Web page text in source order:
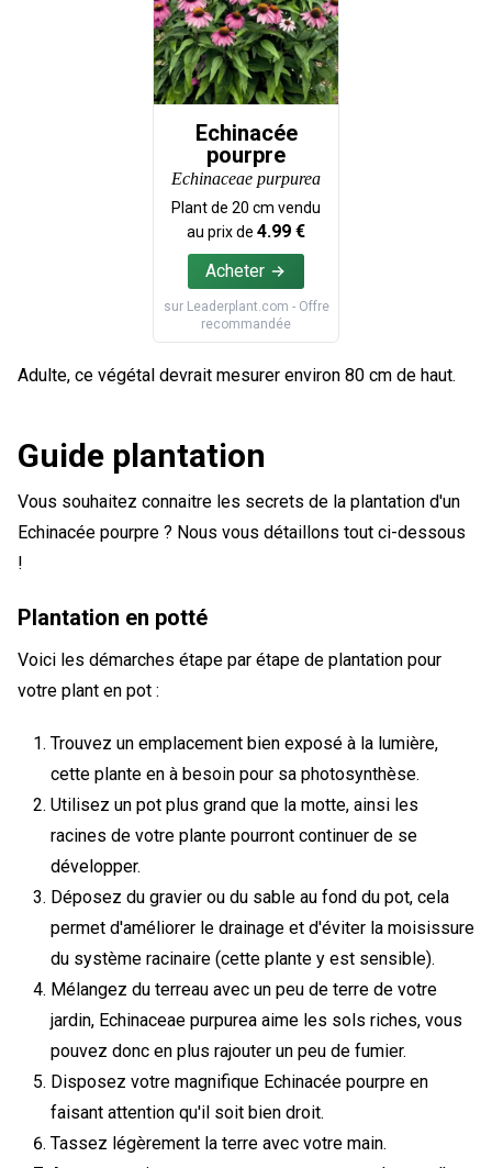
Echinacée
pourpre
Echinaceae purpurea
Plant de 20 cm vendu
au prix de 4.99 €
Acheter
sur Leaderplant.com - Offre
recommandée
Adulte, ce végétal devrait mesurer environ 80 cm de haut.
Guide plantation
Vous souhaitez connaitre les secrets de la plantation d'un
Echinacée pourpre ? Nous vous détaillons tout ci-dessous
!
Plantation en potté
Voici les démarches étape par étape de plantation pour
votre plant en pot :
Trouvez un emplacement bien exposé à la lumière,
cette plante en à besoin pour sa photosynthèse.
Utilisez un pot plus grand que la motte, ainsi les
racines de votre plante pourront continuer de se
développer.
Déposez du gravier ou du sable au fond du pot, cela
permet d'améliorer le drainage et d'éviter la moisissure
du système racinaire (cette plante y est sensible).
Mélangez du terreau avec un peu de terre de votre
jardin, Echinaceae purpurea aime les sols riches, vous
pouvez donc en plus rajouter un peu de fumier.
Disposez votre magnifique Echinacée pourpre en
faisant attention qu'il soit bien droit.
Tassez légèrement la terre avec votre main.